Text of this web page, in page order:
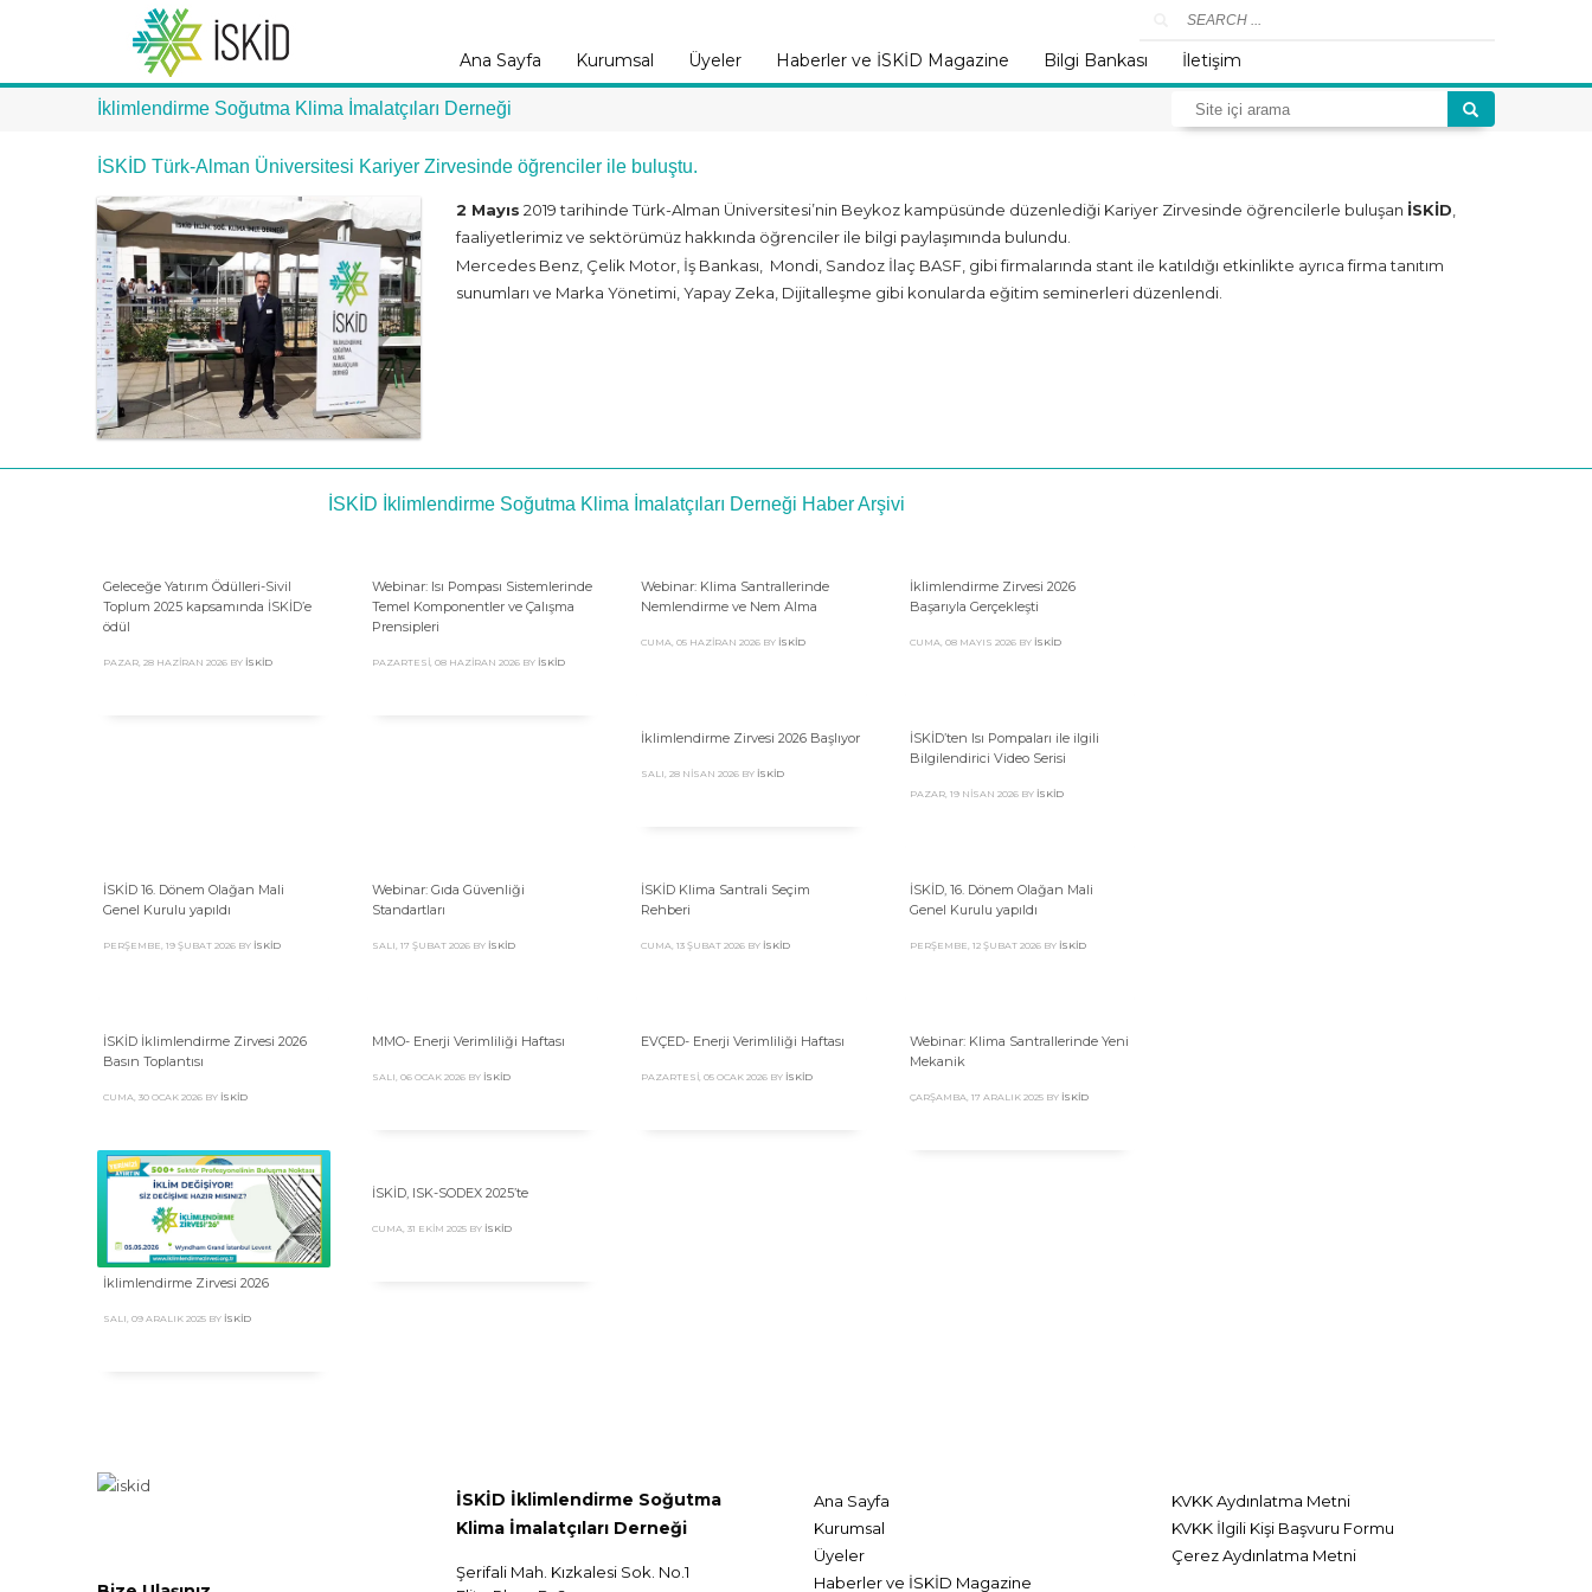
Ana Sayfa Kurumsal Üyeler Haberler ve İSKİD Magazine Bilgi Bankası İletişim
İklimlendirme Soğutma Klima İmalatçıları Derneği
İSKİD Türk-Alman Üniversitesi Kariyer Zirvesinde öğrenciler ile buluştu.
2 Mayıs 2019 tarihinde Türk-Alman Üniversitesi’nin Beykoz kampüsünde düzenlediği Kariyer Zirvesinde öğrencilerle buluşan İSKİD
faaliyetlerimiz ve sektörümüz hakkında öğrenciler ile bilgi paylaşımında bulundu.
Mercedes Benz, Çelik Motor, İş Bankası, Mondi, Sandoz İlaç BASF, gibi firmalarında stant ile katıldığı etkinlikte ayrıca firma tanıtım
sunumları ve Marka Yönetimi, Yapay Zeka, Dijitalleşme gibi konularda eğitim seminerleri düzenlendi.
İSKİD İklimlendirme Soğutma Klima İmalatçıları Derneği Haber Arşivi
Geleceğe Yatırım Ödülleri-Sivil
Toplum 2025 kapsamında İSKİD’e
ödül
PAZAR, 28 HAZIRAN 2026 BY İSKID
Webinar: Isı Pompası Sistemlerinde
Temel Komponentler ve Çalışma
Prensipleri
PAZARTESI, 08 HAZIRAN 2026 BY İSKID
Webinar: Klima Santrallerinde
Nemlendirme ve Nem Alma
CUMA, 05 HAZIRAN 2026 BY İSKID
İklimlendirme Zirvesi 2026
Başarıyla Gerçekleşti
CUMA, 08 MAYIS 2026 BY İSKID
İklimlendirme Zirvesi 2026 Başlıyor
SALI, 28 NISAN 2026 BY İSKID
İSKİD’ten Isı Pompaları ile ilgili
Bilgilendirici Video Serisi
PAZAR, 19 NISAN 2026 BY İSKID
İSKİD 16. Dönem Olağan Mali
Genel Kurulu yapıldı
PERŞEMBE, 19 ŞUBAT 2026 BY İSKID
Webinar: Gıda Güvenliği
Standartları
SALI, 17 ŞUBAT 2026 BY İSKID
İSKİD Klima Santrali Seçim
Rehberi
CUMA, 13 ŞUBAT 2026 BY İSKID
İSKİD, 16. Dönem Olağan Mali
Genel Kurulu yapıldı
PERŞEMBE, 12 ŞUBAT 2026 BY İSKID
İSKİD İklimlendirme Zirvesi 2026
Basın Toplantısı
CUMA, 30 OCAK 2026 BY İSKID
MMO- Enerji Verimliliği Haftası
SALI, 06 OCAK 2026 BY İSKID
EVÇED- Enerji Verimliliği Haftası
PAZARTESI, 05 OCAK 2026 BY İSKID
Webinar: Klima Santrallerinde Yeni
Mekanik
ÇARŞAMBA, 17 ARALIK 2025 BY İSKID
İklimlendirme Zirvesi 2026
SALI, 09 ARALIK 2025 BY İSKID
İSKİD, ISK-SODEX 2025’te
CUMA, 31 EKIM 2025 BY İSKID
İSKİD İklimlendirme Soğutma
Klima İmalatçıları Derneği
Şerifali Mah. Kızkalesi Sok. No.1
Ana Sayfa
Kurumsal
Üyeler
Haberler ve İSKİD Magazine
KVKK Aydınlatma Metni
KVKK İlgili Kişi Başvuru Formu
Çerez Aydınlatma Metni